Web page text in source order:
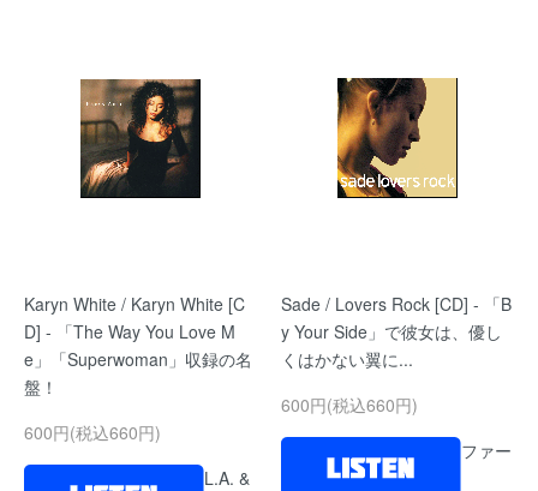
Karyn White / Karyn White [C
D] - 「The Way You Love M
e」「Superwoman」収録の名
盤！
600円(税込660円)
L.A. &
Sade / Lovers Rock [CD] - 「B
y Your Side」で彼女は、優し
くはかない翼に...
600円(税込660円)
ファー